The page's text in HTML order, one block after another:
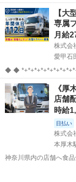
下ろし＞週休2日の固定
払い・日払いOK カゴ積み降しで負担少なめ◎ 残業なしでプライベー
ト時間も充実◎ 来社不
神奈川 厚木市 厚
【大
専属
月給
株式会
愛甲石
◆ ◆ *+*+*+*+*+*+*+*+*+*+*+*+*+*+*+*+*+*+*+*+*+*+ ＜スキルや経
験に合わせた研修制度あり！＞ ・経験者の方：2週間
転指導で約1ヶ月で独り
神奈川 厚木市 愛
《厚
店舗
時給
日払い
株式会
本厚木
神奈川県内の店舗へ食